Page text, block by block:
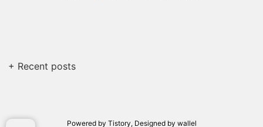
+ Recent posts
Powered by Tistory, Designed by wallel